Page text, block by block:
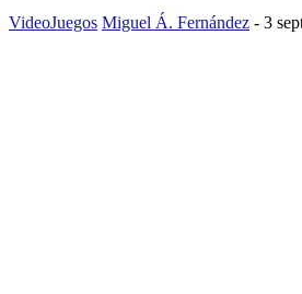
VideoJuegos Miguel Á. Fernández - 3